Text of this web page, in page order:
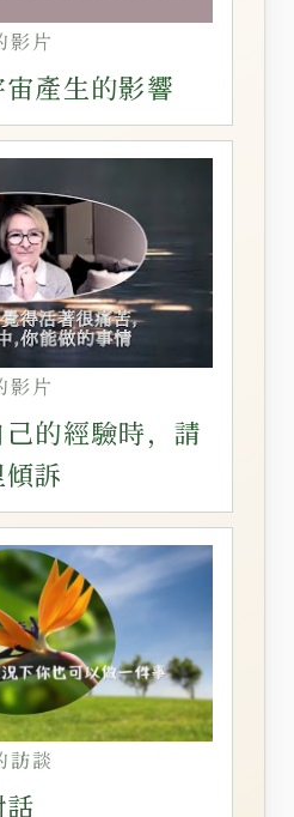
影片
產生的影響
影片
的經驗時，請
訴
訪談